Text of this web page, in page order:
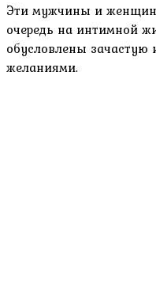
Эти мужчины и
очередь на интимной
обусловлены
желаниями.